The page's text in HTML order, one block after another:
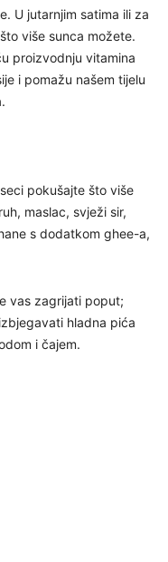
U jutarnjim satima ili za
više sunca možete.
proizvodnju vitamina
i pomažu našem tijelu
pokušajte što više
maslac, svježi sir,
s dodatkom ghee-a,
vas zagrijati poput;
hladna pića
i čajem.